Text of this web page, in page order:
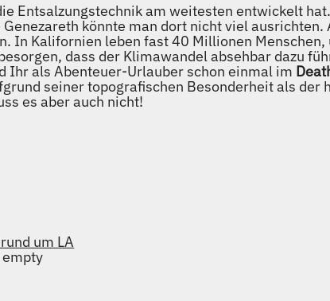
Entsalzungstechnik am weitesten entwickelt
könnte man dort nicht viel
In Kalifornien leben fast 40 Millionen
dass der Klimawandel absehbar dazu
Ihr als Abenteuer-Urlauber schon einmal im
seiner topografischen Besonderheit als der
es aber auch nicht!
um LA